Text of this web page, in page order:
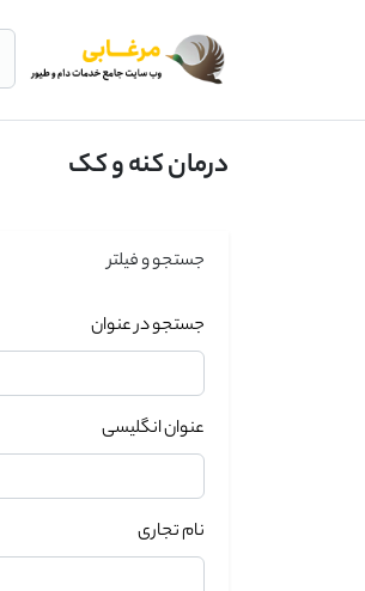
درمان کنه و کک
جستجو و فیلتر
جستجو در عنوان
عنوان انگلیسی
نام تجاری